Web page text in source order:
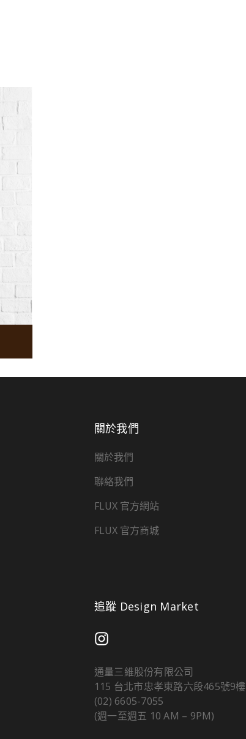
關於我們
關於我們
聯絡我們
FLUX 官方網站
FLUX 官方商城
追蹤 Design Market
通量三維股份有限公司
115 台北市忠孝東路六段465號9樓
(02) 6605-7055
(週一至週五 10 AM – 9PM)